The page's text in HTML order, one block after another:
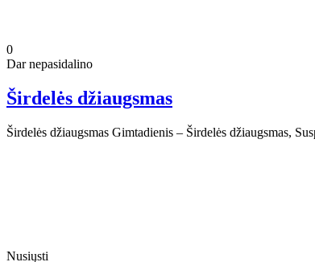
0
Dar nepasidalino
Širdelės džiaugsmas
Širdelės džiaugsmas Gimtadienis – Širdelės džiaugsmas,
Nusiųsti